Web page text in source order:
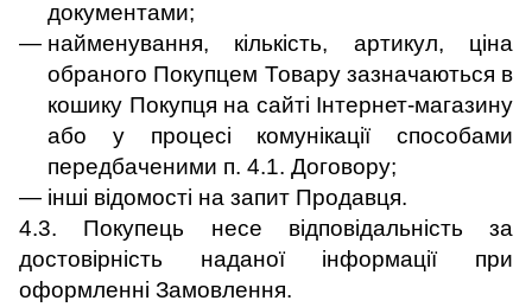
документами;
найменування, кількість, артикул, ціна
обраного Покупцем Товару зазначаються в
кошику Покупця на сайті Інтернет-магазину
або у процесі комунікації способами
передбаченими п. 4.1. Договору;
інші відомості на запит Продавця.
4.3. Покупець несе відповідальність за
достовірність наданої інформації при
оформленні Замовлення.